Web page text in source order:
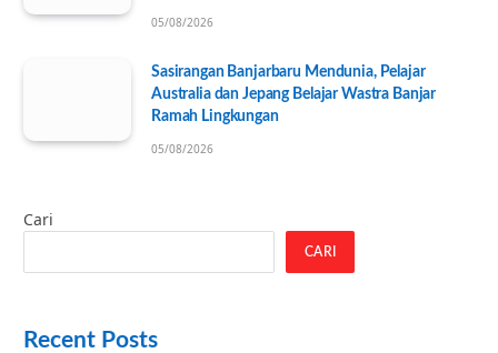
05/08/2026
Sasirangan Banjarbaru Mendunia, Pelajar
Australia dan Jepang Belajar Wastra Banjar
Ramah Lingkungan
05/08/2026
Cari
CARI
Recent Posts